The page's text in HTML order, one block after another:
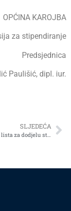
OPĆINA KAROJBA
za stipendiranje
Predsjednica
Paulišić, dipl. iur.
SLJEDEĆA
Konačna Rang lista za dodjelu stipendija u školskoj / akademskoj 2015./2016. godini